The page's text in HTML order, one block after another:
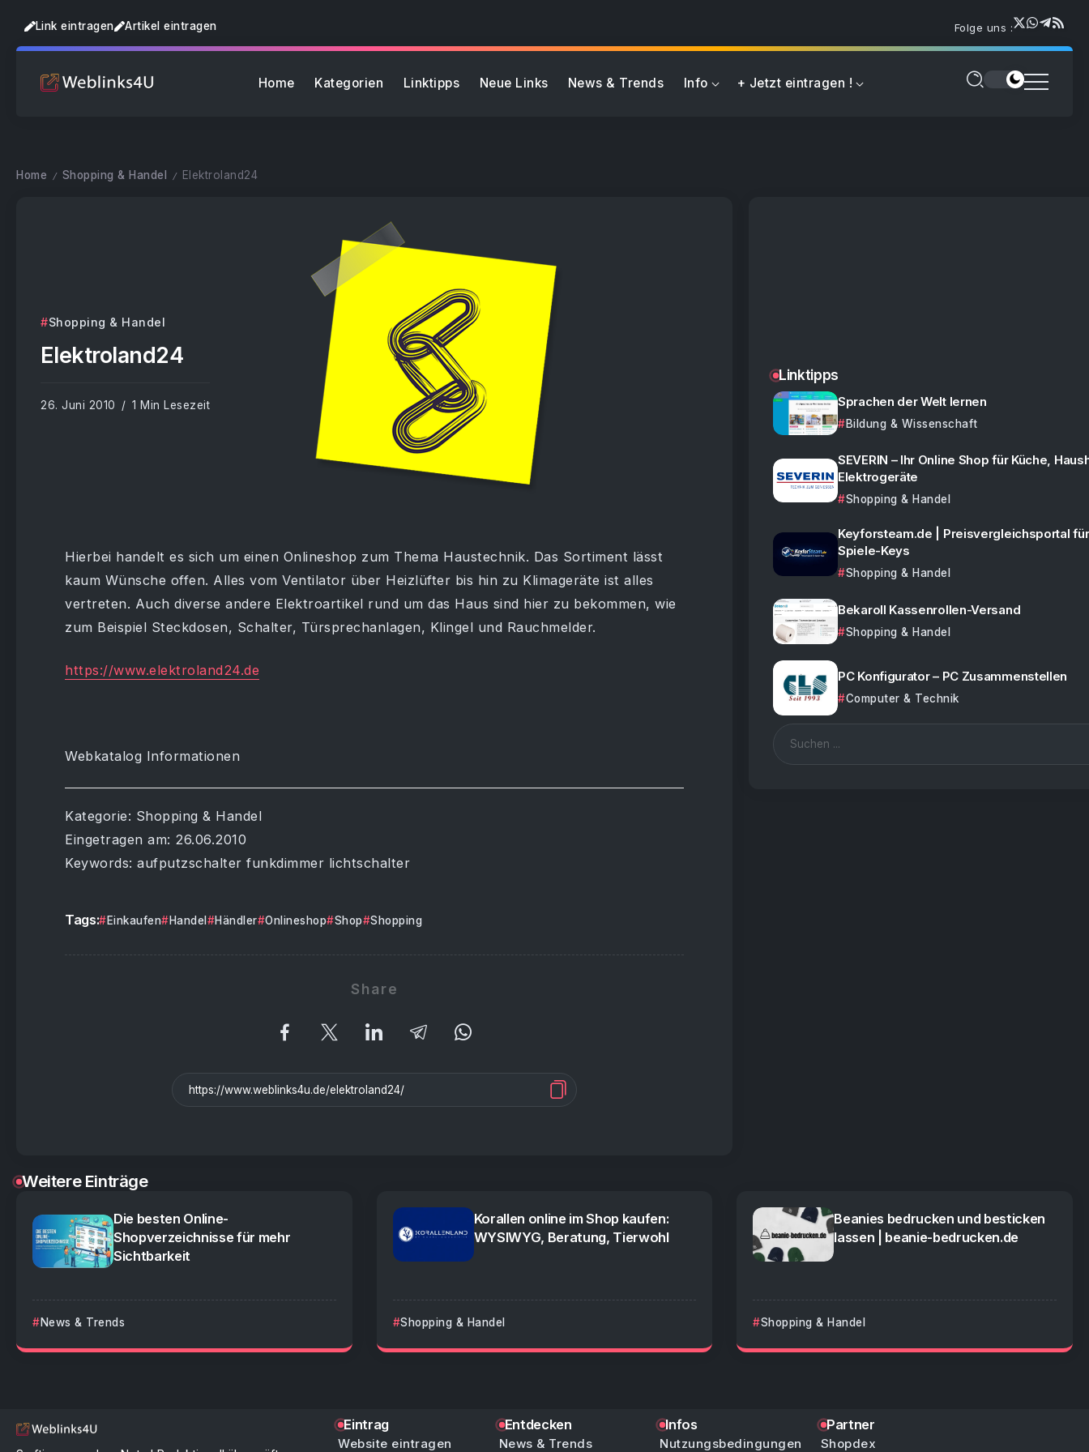
Link eintragen Artikel eintragen Folge uns :
Home Kategorien Linktipps Neue Links News & Trends Info + Jetzt eintragen !
Home / Shopping & Handel / Elektroland24
Shopping & Handel
Elektroland24
26. Juni 2010 1 Min Lesezeit
Hierbei handelt es sich um einen Onlineshop zum Thema Haustechnik. Das Sortiment lässt
kaum Wünsche offen. Alles vom Ventilator über Heizlüfter bis hin zu Klimageräte ist alles
vertreten. Auch diverse andere Elektroartikel rund um das Haus sind hier zu bekommen, wie
zum Beispiel Steckdosen, Schalter, Türsprechanlagen, Klingel und Rauchmelder.
https://www.elektroland24.de
Webkatalog Informationen
Kategorie: Shopping & Handel
Eingetragen am: 26.06.2010
Keywords: aufputzschalter funkdimmer lichtschalter
Tags: Einkaufen Handel Händler Onlineshop Shop Shopping
Share
Linktipps
Sprachen der Welt lernen
Bildung & Wissenschaft
SEVERIN – Ihr Online Shop für Küche,
Elektrogeräte
Shopping & Handel
Keyforsteam.de | Preisvergleichsportal
Spiele-Keys
Shopping & Handel
Bekaroll Kassenrollen-Versand
Shopping & Handel
PC Konfigurator – PC Zusammenstellen
Computer & Technik
Weitere Einträge
Die besten Online-
Shopverzeichnisse für mehr
Sichtbarkeit
News & Trends
Korallen online im Shop kaufen:
WYSIWYG, Beratung, Tierwohl
Shopping & Handel
Beanies bedrucken und besticken
lassen | beanie-bedrucken.de
Shopping & Handel
Eintrag
Website eintragen
Entdecken
News & Trends
Infos
Nutzungsbedingungen
Partner
Shopdex